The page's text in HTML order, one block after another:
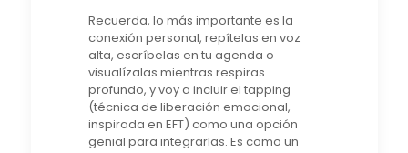
Recuerda, lo más importante es la
conexión personal, repítelas en voz
alta, escríbelas en tu agenda o
visualízalas mientras respiras
profundo, y voy a incluir el tapping
(técnica de liberación emocional,
inspirada en EFT) como una opción
genial para integrarlas. Es como un